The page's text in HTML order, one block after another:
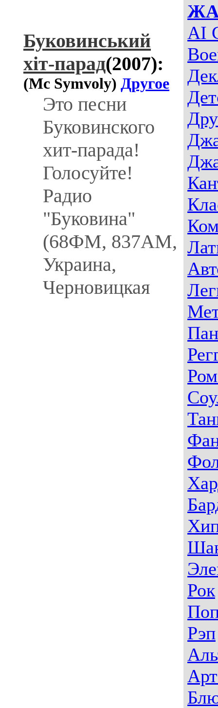
AI
Рок
Рэп
Буковинський
хiт-парад(2007):
(Mc Symvoly) Другое
Это песни
Буковинского
хит-парада!
Голосуйте!
Радио
"Буковина"
(68ФМ, 837АМ,
Украина,
Черновицкая